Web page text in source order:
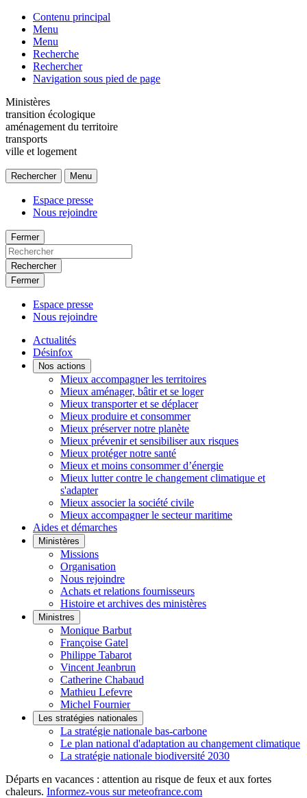
Contenu principal
Menu
Menu
Recherche
Rechercher
Navigation sous pied de page
Ministères
transition écologique
aménagement du territoire
transports
ville et logement
Rechercher Menu
Espace presse
Nous rejoindre
Fermer
Rechercher
Fermer
Espace presse
Nous rejoindre
Actualités
Désinfox
Nos actions
Mieux accompagner les territoires
Mieux aménager, bâtir et se loger
Mieux transporter et se déplacer
Mieux produire et consommer
Mieux préserver notre planète
Mieux prévenir et sensibiliser aux risques
Mieux protéger notre santé
Mieux et moins consommer d’énergie
Mieux lutter contre le changement climatique et
s'adapter
Mieux associer la société civile
Mieux accompagner le secteur maritime
Aides et démarches
Ministères
Missions
Organisation
Nous rejoindre
Achats et relations fournisseurs
Histoire et archives des ministères
Ministres
Monique Barbut
Françoise Gatel
Philippe Tabarot
Vincent Jeanbrun
Catherine Chabaud
Mathieu Lefevre
Michel Fournier
Les stratégies nationales
La stratégie nationale bas-carbone
Le plan national d'adaptation au changement climatique
La stratégie nationale biodiversité 2030
Départs en vacances : attention au risque de feux et aux fortes
chaleurs. Informez-vous sur meteofrance.com